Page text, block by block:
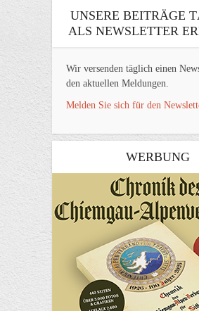
UNSERE BEITRÄGE
ALS NEWSLETTER
Wir versenden täglich einen
den aktuellen Meldungen.
Melden Sie sich für den
WERBUNG